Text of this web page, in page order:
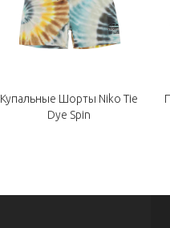
Купальные Шорты Niko Tie
Dye Spin